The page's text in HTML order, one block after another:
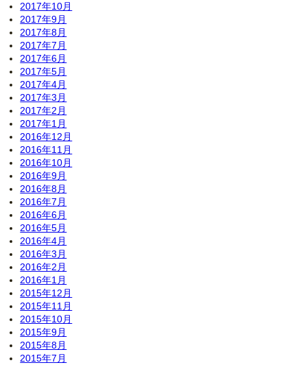
2017年10月
2017年9月
2017年8月
2017年7月
2017年6月
2017年5月
2017年4月
2017年3月
2017年2月
2017年1月
2016年12月
2016年11月
2016年10月
2016年9月
2016年8月
2016年7月
2016年6月
2016年5月
2016年4月
2016年3月
2016年2月
2016年1月
2015年12月
2015年11月
2015年10月
2015年9月
2015年8月
2015年7月